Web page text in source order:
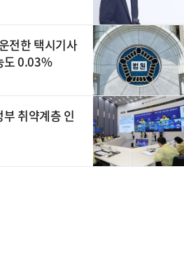
전한 택시기사
도 0.03%
취약계층 인